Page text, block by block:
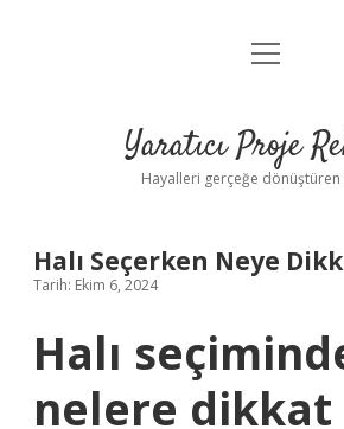
Anasayfa
Yasal Uyarı
menüyü
Yaratıcı Proje
Hayalleri gerçeğe
Halı Seçerken Neye
Tarih: Ekim 6, 2024
Halı
nelere dikkat